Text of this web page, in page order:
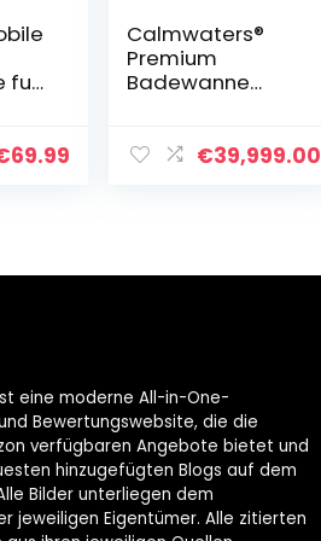
fuer
69.99
Calmwaters®
Premium
Badewanne
Original, Made in
Körperformbad
€39,999.00
eine moderne All-in-One-
Bewertungswebsite, die die
verfügbaren Angebote bietet und
hinzugefügten Blogs auf dem
Bilder unterliegen dem
jeweiligen Eigentümer. Alle zitierten